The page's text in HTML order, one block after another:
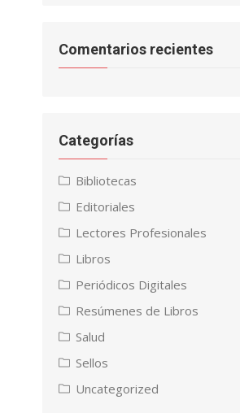
Comentarios recientes
Categorías
Bibliotecas
Editoriales
Lectores Profesionales
Libros
Periódicos Digitales
Resúmenes de Libros
Salud
Sellos
Uncategorized